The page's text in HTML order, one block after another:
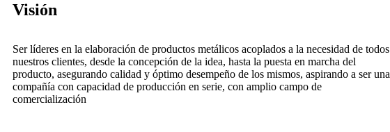
Visión
Ser líderes en la elaboración de productos metálicos acoplados a la necesidad de todos
nuestros clientes, desde la concepción de la idea, hasta la puesta en marcha del
producto, asegurando calidad y óptimo desempeño de los mismos, aspirando a ser una
compañía con capacidad de producción en serie, con amplio campo de
comercialización